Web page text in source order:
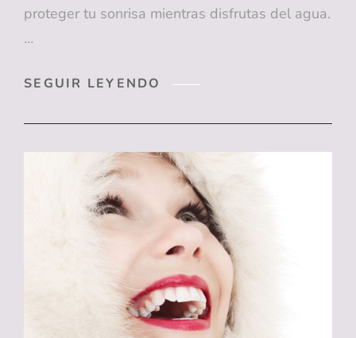
proteger tu sonrisa mientras disfrutas del agua.
…
SEGUIR LEYENDO
CÓMO
TUS
DIENTES:
LO
QUE
NECESITAS
SABER
PARA
MANTENER
UNA
SONRISA
SALUDABLE